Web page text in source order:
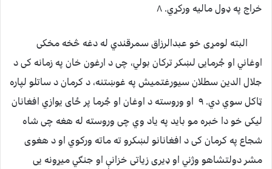
خراج په ډول مالیه ورکړي. ۸
البته لومړی خو عبدالرزاق سمرقندي له دغه څخه مخکی
اوغاني او جُرمایی لښکر ترکان بولي، چی د ارغون خان په زمانه کی د
جلال الدین سطلان سیورغتمیش په غوښتنه، د کرمان د ساتلو لپاره
ټاکل سوي دي. ۹ او وروسته د اوغان او جُرما پر ځای یوازي افغانان
لیکی خو دا خبره مو باید په یاد وي چی وروسته له هغه چی شاه
شجاع په کرمان کی د افغانانو لښکرو ته ماته ورکوي او د هغوی
مشر دولتشاهو وژني او ډیری زیاتی خزانې او جنګي میړونه یی